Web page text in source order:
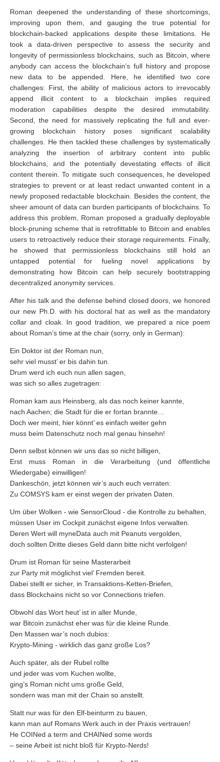
Roman deepened the understanding of these shortcomings,
improving upon them, and gauging the true potential for
blockchain-backed applications despite these limitations. He
took a data-driven perspective to assess the security and
longevity of permissionless blockchains, such as Bitcoin, where
anybody can access the blockchain’s full history and propose
new data to be appended. Here, he identified two core
challenges: First, the ability of malicious actors to irrevocably
append illicit content to a blockchain implies required
moderation capabilities despite the desired immutability.
Second, the need for massively replicating the full and ever-
growing blockchain history poses significant scalability
challenges. He then tackled these challenges by systematically
analyzing the insertion of arbitrary content into public
blockchains, and the potentially devestating effects of illicit
content therein. To mitigate such consequences, he developed
strategies to prevent or at least redact unwanted content in a
newly proposed redactable blockchain. Besides the content, the
sheer amount of data can burden participants of blockchains. To
address this problem, Roman proposed a gradually deployable
block-pruning scheme that is retrofittable to Bitcoin and enables
users to retroactively reduce their storage requirements. Finally,
he showed that permissionless blockchains still hold an
untapped potential for fueling novel applications by
demonstrating how Bitcoin can help securely bootstrapping
decentralized anonymity services.
After his talk and the defense behind closed doors, we honored
our new Ph.D. with his doctoral hat as well as the mandatory
collar and cloak. In good tradition, we prepared a nice poem
about Roman’s time at the chair (sorry, only in German):
Ein Doktor ist der Roman nun,
sehr viel musst’ er bis dahin tun.
Drum werd ich euch nun allen sagen,
was sich so alles zugetragen:
Roman kam aus Heinsberg, als das noch keiner kannte,
nach Aachen; die Stadt für die er fortan brannte…
Doch wer meint, hier könnt’ es einfach weiter gehn
muss beim Datenschutz noch mal genau hinsehn!
Denn selbst können wir uns das so nicht billigen,
Erst muss Roman in die Verarbeitung (und öffentliche
Wiedergabe) einwilligen!
Dankeschön, jetzt können wir’s auch euch verraten:
Zu COMSYS kam er einst wegen der privaten Daten.
Um über Wolken - wie SensorCloud - die Kontrolle zu behalten,
müssen User im Cockpit zunächst eigene Infos verwalten.
Deren Wert will myneData auch mit Peanuts vergolden,
doch sollten Dritte dieses Geld dann bitte nicht verfolgen!
Drum ist Roman für seine Masterarbeit
zur Party mit möglichst viel’ Fremden bereit.
Dabei stellt er sicher, in Transaktions-Ketten-Briefen,
dass Blockchains nicht so vor Connections triefen.
Obwohl das Wort heut’ ist in aller Munde,
war Bitcoin zunächst eher was für die kleine Runde.
Den Massen war’s noch dubios:
Krypto-Mining - wirklich das ganz große Los?
Auch später, als der Rubel rollte
und jeder was vom Kuchen wollte,
ging’s Roman nicht ums große Geld,
sondern was man mit der Chain so anstellt.
Statt nur was für den Elf-beinturm zu bauen,
kann man auf Romans Werk auch in der Praxis vertrauen!
He COINed a term and CHAINed some words
– seine Arbeit ist nicht bloß für Krypto-Nerds!